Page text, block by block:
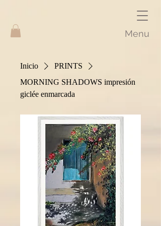
Menu
Inicio
PRINTS
MORNING SHADOWS impresión
giclée enmarcada